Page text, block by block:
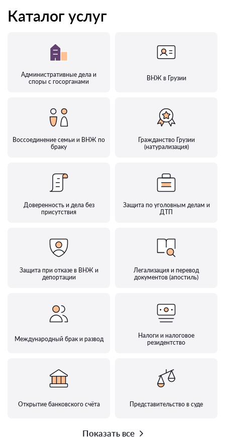
Каталог услуг
Административные дела и
споры с госорганами
ВНЖ в Грузии
Воссоединение семьи и ВНЖ по
браку
Гражданство Грузии
(натурализация)
Доверенность и дела без
присутствия
Защита по уголовным делам и
ДТП
Защита при отказе в ВНЖ и
депортации
Легализация и перевод
документов (апостиль)
Международный брак и развод
Налоги и налоговое
резидентство
Открытие банковского счёта Представительство в суде
Показать все